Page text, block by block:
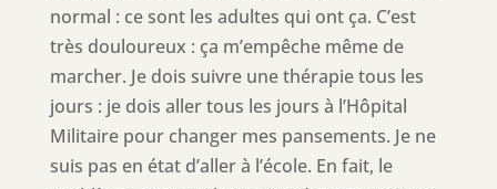
normal : ce sont les adultes qui ont ça. C’est
très douloureux : ça m’empêche même de
marcher. Je dois suivre une thérapie tous les
jours : je dois aller tous les jours à l’Hôpital
Militaire pour changer mes pansements. Je ne
suis pas en état d’aller à l’école. En fait, le